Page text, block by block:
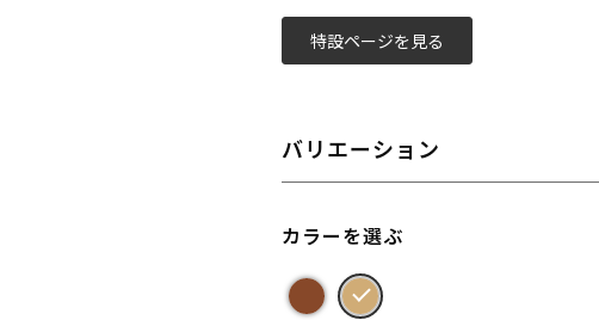
特設ページを見る
バリエーション
カラーを選ぶ